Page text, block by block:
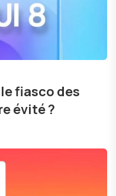
fiasco des
évité ?